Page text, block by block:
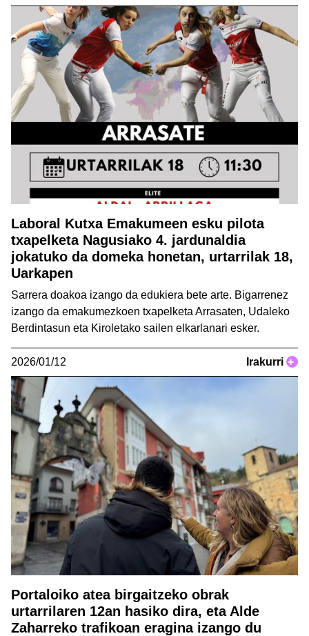
Laboral Kutxa Emakumeen esku pilota
txapelketa Nagusiako 4. jardunaldia
jokatuko da domeka honetan, urtarrilak 18,
Uarkapen
Sarrera doakoa izango da edukiera bete arte. Bigarrenez
izango da emakumezkoen txapelketa Arrasaten, Udaleko
Berdintasun eta Kiroletako sailen elkarlanari esker.
2026/01/12 Irakurri +
Portaloiko atea birgaitzeko obrak
urtarrilaren 12an hasiko dira, eta Alde
Zaharreko trafikoan eragina izango du